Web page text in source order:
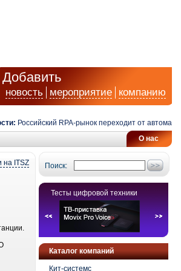
Добавить
новость мероприятие компанию
Российский RPA-рынок переходит от
О нас
Поиск:
Тесты цифровой техники
Каталог компаний
Кит-системс
на ITSZ